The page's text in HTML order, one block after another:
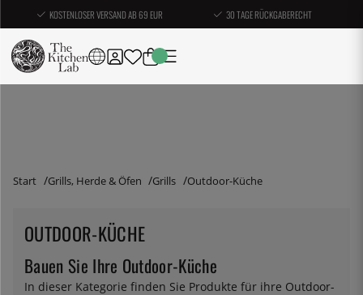
KOSTENLOSER VERSAND AB 69 EUR 30 TAGE RÜCKGABERECHT
Start Grills, Herde & Öfen Grills Outdoor-Küche
OUTDOOR-KÜCHE
Bauen Sie Ihre Outdoor-Küche
In dieser Kategorie finden Sie Produkte für ihre Outdoor-